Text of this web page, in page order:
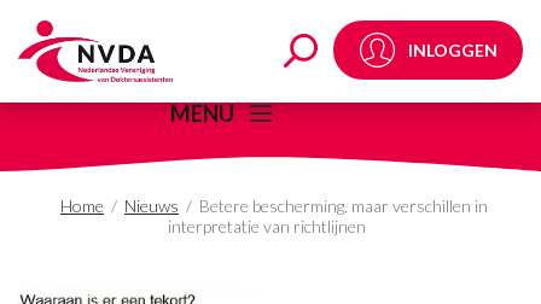
Betere bescherming,
INLOGGEN
MENU
Home / Nieuws / Betere bescherming, maar verschillen in
interpretatie van richtlijnen